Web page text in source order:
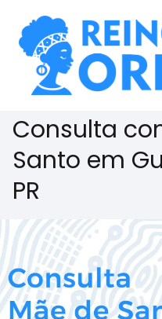
Consulta
Santo em
PR